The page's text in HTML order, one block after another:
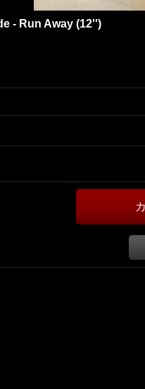
- Run Away (12'')